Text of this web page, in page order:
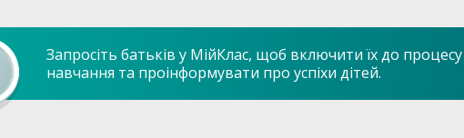
Запросіть батьків у МійКлас, щоб включити їх до процесу
навчання та проінформувати про успіхи дітей.